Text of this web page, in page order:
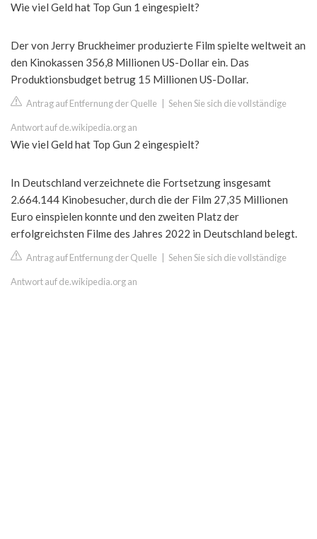
Wie viel Geld hat Top Gun 1 eingespielt?
Der von Jerry Bruckheimer produzierte Film spielte weltweit an
den Kinokassen 356,8 Millionen US-Dollar ein. Das
Produktionsbudget betrug 15 Millionen US-Dollar.
Antrag auf Entfernung der Quelle Sehen Sie sich die vollständige
Antwort auf de.wikipedia.org an
Wie viel Geld hat Top Gun 2 eingespielt?
In Deutschland verzeichnete die Fortsetzung insgesamt
2.664.144 Kinobesucher, durch die der Film 27,35 Millionen
Euro einspielen konnte und den zweiten Platz der
erfolgreichsten Filme des Jahres 2022 in Deutschland belegt.
Antrag auf Entfernung der Quelle Sehen Sie sich die vollständige
Antwort auf de.wikipedia.org an